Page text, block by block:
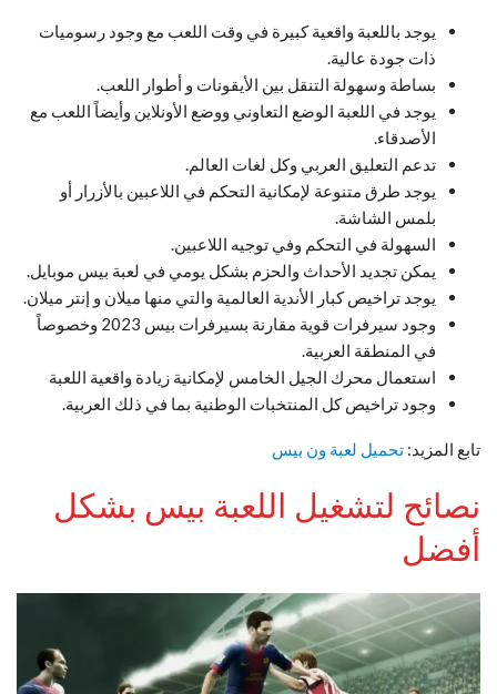
يوجد باللعبة واقعية كبيرة في وقت اللعب مع وجود رسوميات
ذات جودة عالية.
بساطة وسهولة التنقل بين الأيقونات و أطوار اللعب.
يوجد في اللعبة الوضع التعاوني ووضع الأونلاين وأيضاً اللعب مع
الأصدقاء.
تدعم التعليق العربي وكل لغات العالم.
يوجد طرق متنوعة لإمكانية التحكم في اللاعبين بالأزرار أو
بلمس الشاشة.
السهولة في التحكم وفي توجيه اللاعبين.
يمكن تجديد الأحداث والحزم بشكل يومي في لعبة بيس موبايل.
يوجد تراخيص كبار الأندية العالمية والتي منها ميلان و إنتر ميلان.
وجود سيرفرات قوية مقارنة بسيرفرات بيس 2023 وخصوصاً
في المنطقة العربية.
استعمال محرك الجيل الخامس لإمكانية زيادة واقعية اللعبة
وجود تراخيص كل المنتخبات الوطنية بما في ذلك العربية.
تابع المزيد: تحميل لعبة ون بيس
نصائح لتشغيل اللعبة بيس بشكل
أفضل